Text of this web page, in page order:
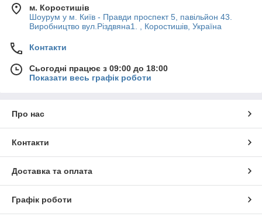
м. Коростишів
Шоурум у м. Київ - Правди проспект 5, павільйон 43.
Виробництво вул.Різдвяна1. , Коростишів, Україна
Контакти
Сьогодні працює з 09:00 до 18:00
Показати весь графік роботи
Про нас
Контакти
Доставка та оплата
Графік роботи